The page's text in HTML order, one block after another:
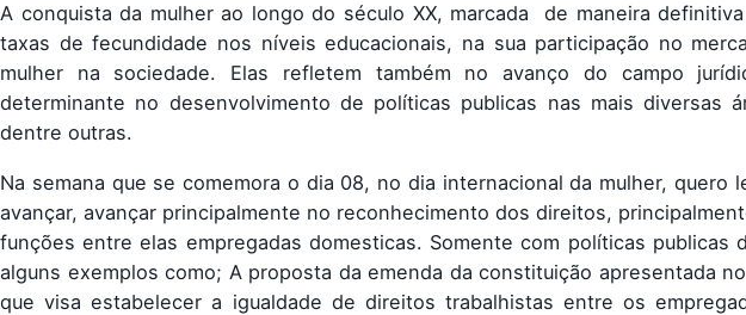
A conquista da mulher ao longo do século XX, marcada de maneira
taxas de fecundidade nos níveis educacionais, na sua participação no
mulher na sociedade. Elas refletem também no avanço do campo
determinante no desenvolvimento de políticas publicas nas mais diversas
dentre outras.
Na semana que se comemora o dia 08, no dia internacional da mulher, quero
avançar, avançar principalmente no reconhecimento dos direitos,
funções entre elas empregadas domesticas. Somente com políticas publicas
alguns exemplos como; A proposta da emenda da constituição apresentada
que visa estabelecer a igualdade de direitos trabalhistas entre os